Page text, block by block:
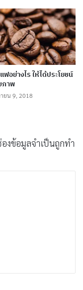
งินปัง คนแห่ซื้อไม่ขาด
ะใช้เวลาไม่นาน
จากเครื่องบดที่
อถ้วยกาแฟที่หอม
ฟอย่างไร ให้ได้ประโยชน์
ภาพ
ยน 9, 2018
งข้อมูลจำเป็นถูกทำ